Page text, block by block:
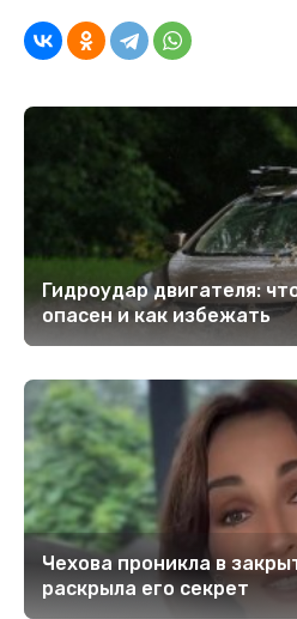
Гидроудар двигателя:
опасен и как избежать
Чехова проникла в
раскрыла его секрет